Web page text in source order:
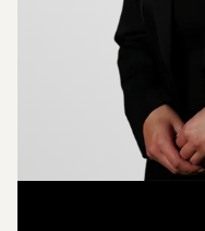
Badrummet
våtrumsmatta,
glasväggar, wc,
spegelskåp och en
Genomgående